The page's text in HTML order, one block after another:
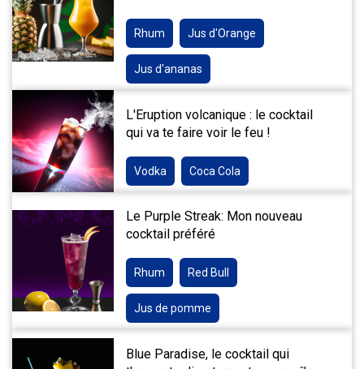
Rhum Jus d'Orange
Jus d'ananas
L'Eruption volcanique : le cocktail
qui va te faire voir le feu !
Vodka Coca Cola
Le Purple Streak: Mon nouveau
cocktail préféré
Rhum Red Bull
Jus de pomme
Blue Paradise, le cocktail qui